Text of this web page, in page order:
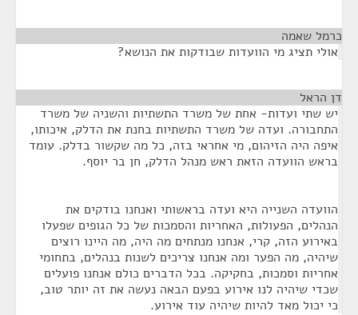
כרמל שאמה
אולי תציג מי הוועדות שבודקות את הנושא?
דן הראל
יש שתי ועדות- אחת של משרד התשתיות והשניה של משרד
התחבורה. ועדה של משרד התשתיות בחנת את הדלק, איכותו,
איפה היה הזיהום, מי אחראי בזה, כל מה שקשור בדלק. עומד
בראש הוועדה הזאת ראש מנהל הדלק, חן בר יוסף.
הוועדה השנייה היא ועדה בראשותי ואנחנו בודקים את
הנהלים, הפעולות, האחריות והסמכות של כל הגופים שפעלו
באירוע הזה, קרי, אנחנו מנתחים מה היה, מה היינו רוצים
שיהיה, מה הפער ומה אנחנו צריכים לשנות בנהלים, בתחומי
אחריות וסמכות, בחקיקה. בכל הדברים כולם אנחנו פועלים
שכדי שיהיה לנו אירוע בפעם הבאה נעשה את זה יותר טוב,
כי יכול מאד להיות שיהיה עוד אירוע.